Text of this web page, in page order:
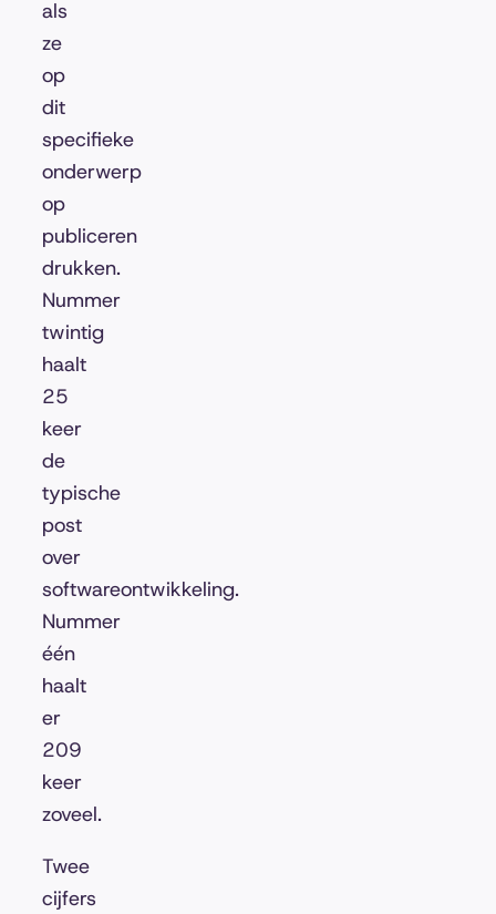
als
ze
op
dit
specifieke
onderwerp
op
publiceren
drukken.
Nummer
twintig
haalt
25
keer
de
typische
post
over
softwareontwikkeling.
Nummer
één
haalt
er
209
keer
zoveel.
Twee
cijfers